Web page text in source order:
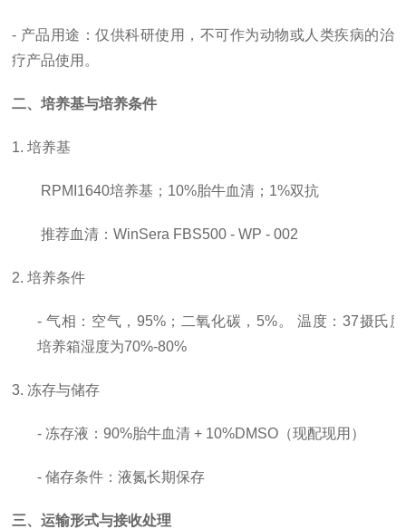
- 产品用途：仅供科研使用， 不可作为动物或人类疾病的治
疗产品使用。
二、培养基与培养条件
1. 培养基
RPMI1640培养基；10%胎牛血清；1%双抗
推荐血清：WinSera FBS500 - WP - 002
2. 培养条件
- 气相：空气，95%；二氧化碳，5%。 温度：37摄氏
培养箱湿度为70%-80%
3. 冻存与储存
- 冻存液：90%胎牛血清 + 10%DMSO（现配现用）
- 储存条件：液氮长期保存
三、运输形式与接收处理